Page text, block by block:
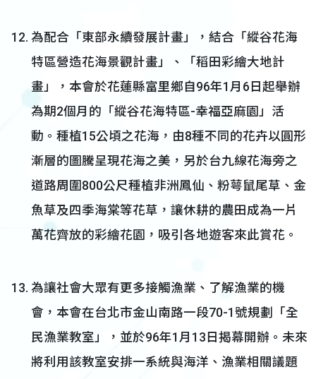
為配合「東部永續發展計畫」，結合「縱谷花海
特區營造花海景觀計畫」、「稻田彩繪大地計
畫」，本會於花蓮縣富里鄉自96年1月6日起舉辦
為期2個月的「縱谷花海特區-幸福亞麻園」活
動。種植15公頃之花海，由8種不同的花卉以圓形
漸層的圖騰呈現花海之美，另於台九線花海旁之
道路周圍800公尺種植非洲鳳仙、粉萼鼠尾草、金
魚草及四季海棠等花草，讓休耕的農田成為一片
萬花齊放的彩繪花園，吸引各地遊客來此賞花。
為讓社會大眾有更多接觸漁業、了解漁業的機
會，本會在台北市金山南路一段70-1號規劃「全
民漁業教室」，並於96年1月13日揭幕開辦。未來
將利用該教室安排一系統與海洋、漁業相關議題